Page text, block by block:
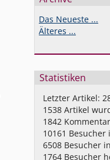
Das Neueste ...
Älteres ...
Statistiken
Letzter Artikel:
1538Artikel
1842
10161 Besucher
6508Besucher
1764Besucher